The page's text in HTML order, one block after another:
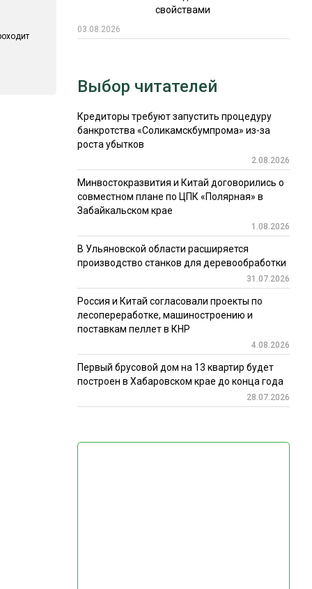
свойствами
03.08.2026
Выбор читателей
Кредиторы требуют запустить процедуру
банкротства «Соликамскбумпрома» из-за
роста убытков
2.08.2026
Минвостокразвития и Китай договорились о
совместном плане по ЦПК «Полярная» в
Забайкальском крае
1.08.2026
В Ульяновской области расширяется
производство станков для деревообработки
31.07.2026
Россия и Китай согласовали проекты по
лесопереработке, машиностроению и
поставкам пеллет в КНР
4.08.2026
Первый брусовой дом на 13 квартир будет
построен в Хабаровском крае до конца года
28.07.2026